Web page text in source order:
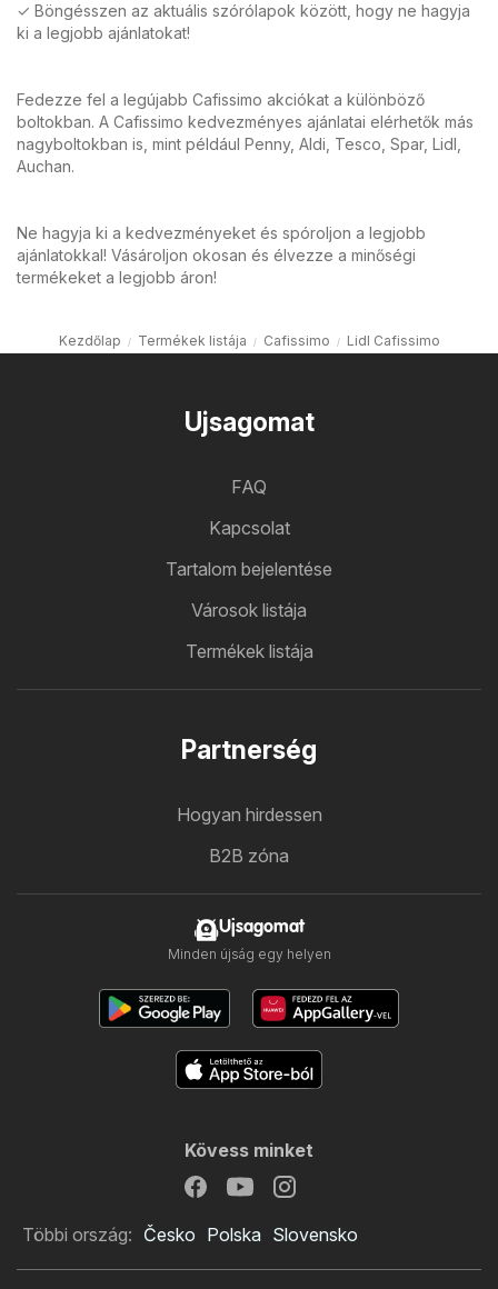
✓ Böngésszen az aktuális szórólapok között, hogy ne hagyja
ki a legjobb ajánlatokat!
Fedezze fel a legújabb Cafissimo akciókat a különböző
boltokban. A Cafissimo kedvezményes ajánlatai elérhetők más
nagyboltokban is, mint például Penny, Aldi, Tesco, Spar, Lidl,
Auchan.
Ne hagyja ki a kedvezményeket és spóroljon a legjobb
ajánlatokkal! Vásároljon okosan és élvezze a minőségi
termékeket a legjobb áron!
Kezdőlap Termékek listája Cafissimo Lidl Cafissimo
Ujsagomat
FAQ
Kapcsolat
Tartalom bejelentése
Városok listája
Termékek listája
Partnerség
Hogyan hirdessen
B2B zóna
Ujsagomat
Minden újság egy helyen
Kövess minket
Többi ország: Česko Polska Slovensko